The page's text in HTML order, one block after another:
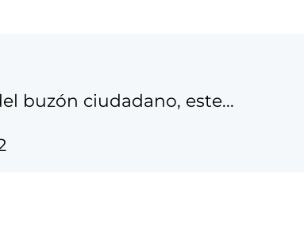
buzón ciudadano, este...